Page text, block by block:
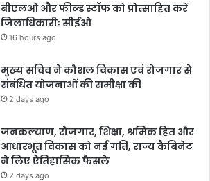
बीएलओ और फील्ड स्टॉफ को प्रोत्साहित करें
जिलाधिकारीः सीईओ
16 hours ago
मुख्य सचिव ने कौशल विकास एवं रोजगार से
संबंधित योजनाओं की समीक्षा की
2 days ago
जनकल्याण, रोजगार, शिक्षा, श्रमिक हित और
आधारभूत विकास को नई गति, राज्य कैबिनेट
ने लिए ऐतिहासिक फैसले
2 days ago